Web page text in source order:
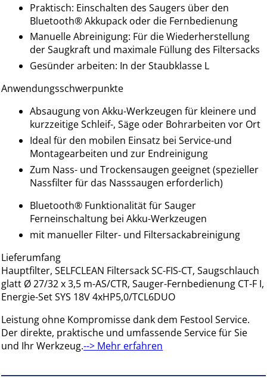
Praktisch: Einschalten des Saugers über den
Bluetooth® Akkupack oder die Fernbedienung
Manuelle Abreinigung: Für die Wiederherstellung
der Saugkraft und maximale Füllung des Filtersacks
Gesünder arbeiten: In der Staubklasse L
Anwendungsschwerpunkte
Absaugung von Akku-Werkzeugen für kleinere und
kurzzeitige Schleif-, Säge oder Bohrarbeiten vor Ort
Ideal für den mobilen Einsatz bei Service-und
Montagearbeiten und zur Endreinigung
Zum Nass- und Trockensaugen geeignet (spezieller
Nassfilter für das Nasssaugen erforderlich)
Bluetooth® Funktionalität für Sauger
Ferneinschaltung bei Akku-Werkzeugen
mit manueller Filter- und Filtersackabreinigung
Lieferumfang
Hauptfilter, SELFCLEAN Filtersack SC-FIS-CT, Saugschlauch
glatt Ø 27/32 x 3,5 m-AS/CTR, Sauger-Fernbedienung CT-F I,
Energie-Set SYS 18V 4xHP5,0/TCL6DUO
Leistung ohne Kompromisse dank dem Festool Service.
Der direkte, praktische und umfassende Service für Sie
und Ihr Werkzeug.--> Mehr erfahren